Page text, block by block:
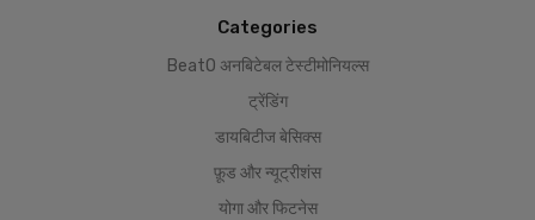
Categories
BeatO अनबिटेबल टेस्टीमोनियल्स
ट्रेंडिंग
डायबिटीज बेसिक्स
फ़ूड और न्यूट्रीशंस
योगा और फिटनेस